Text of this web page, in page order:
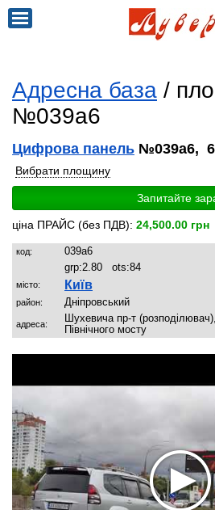
Адресна база /
№039a6
Цифрова панель №039a6,
Вибрати площину
Запитайте
ціна ПРАЙС (без ПДВ): 24,500.00 грн
код:
039a6
grp:2.80 ots:84
місто: Київ
район: Дніпровський
адреса:
Шухевича пр-т
Північного мосту